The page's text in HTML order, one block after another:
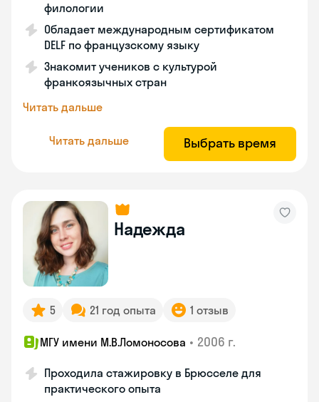
филологии
Обладает международным сертификатом
DELF по французскому языку
Знакомит учеников с культурой
франкоязычных стран
Читать дальше
Читать дальше Выбрать время
Надежда
5 21 год опыта 1 отзыв
МГУ имени М.В.Ломоносова • 2006 г.
Проходила стажировку в Брюсселе для
практического опыта